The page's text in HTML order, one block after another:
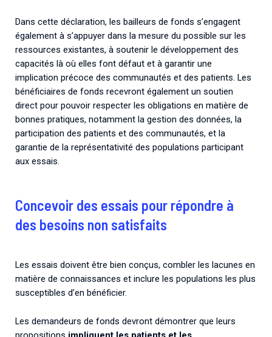
Dans cette déclaration, les bailleurs de fonds s’engagent
également à s’appuyer dans la mesure du possible sur les
ressources existantes, à soutenir le développement des
capacités là où elles font défaut et à garantir une
implication précoce des communautés et des patients. Les
bénéficiaires de fonds recevront également un soutien
direct pour pouvoir respecter les obligations en matière de
bonnes pratiques, notamment la gestion des données, la
participation des patients et des communautés, et la
garantie de la représentativité des populations participant
aux essais.
Concevoir des essais pour répondre à
des besoins non satisfaits
Les essais doivent être bien conçus, combler les lacunes en
matière de connaissances et inclure les populations les plus
susceptibles d’en bénéficier.
Les demandeurs de fonds devront démontrer que leurs